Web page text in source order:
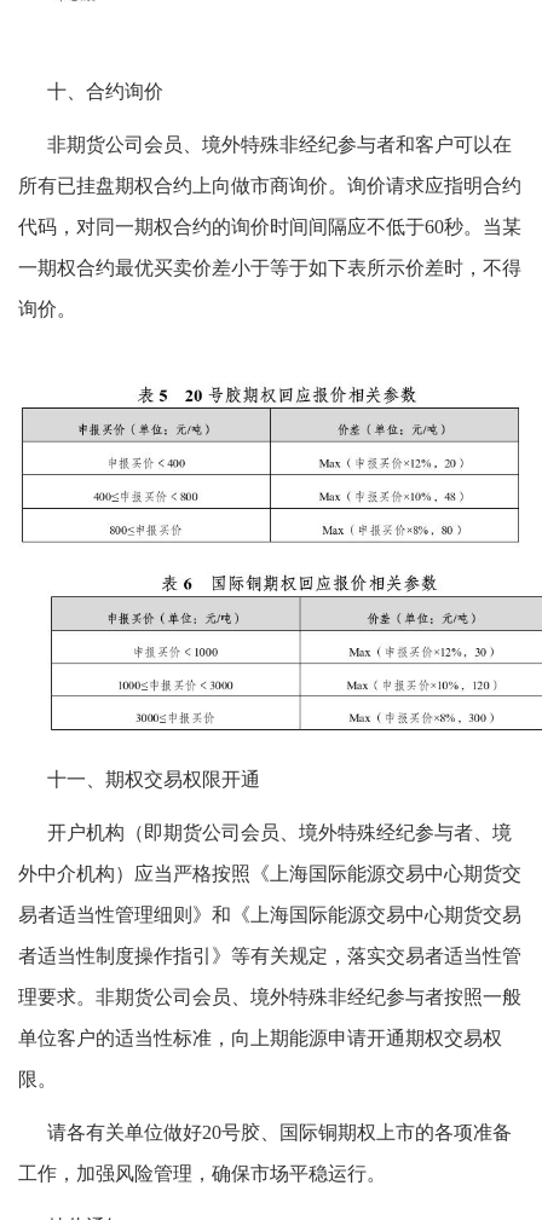
十、合约询价
非期货公司会员、境外特殊非经纪参与者和客户可以在
所有已挂盘期权合约上向做市商询价。询价请求应指明合约
代码，对同一期权合约的询价时间间隔应不低于60秒。当某
一期权合约最优买卖价差小于等于如下表所示价差时，不得
询价。
十一、期权交易权限开通
开户机构（即期货公司会员、境外特殊经纪参与者、境
外中介机构）应当严格按照《上海国际能源交易中心期货交
易者适当性管理细则》和《上海国际能源交易中心期货交易
者适当性制度操作指引》等有关规定，落实交易者适当性管
理要求。非期货公司会员、境外特殊非经纪参与者按照一般
单位客户的适当性标准，向上期能源申请开通期权交易权
限。
请各有关单位做好20号胶、国际铜期权上市的各项准备
工作，加强风险管理，确保市场平稳运行。